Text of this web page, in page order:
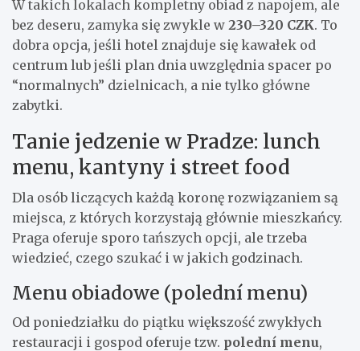
W takich lokalach kompletny obiad z napojem, ale
bez deseru, zamyka się zwykle w 230–320 CZK. To
dobra opcja, jeśli hotel znajduje się kawałek od
centrum lub jeśli plan dnia uwzględnia spacer po
“normalnych” dzielnicach, a nie tylko główne
zabytki.
Tanie jedzenie w Pradze: lunch
menu, kantyny i street food
Dla osób liczących każdą koronę rozwiązaniem są
miejsca, z których korzystają głównie mieszkańcy.
Praga oferuje sporo tańszych opcji, ale trzeba
wiedzieć, czego szukać i w jakich godzinach.
Menu obiadowe (polední menu)
Od poniedziałku do piątku większość zwykłych
restauracji i gospod oferuje tzw. polední menu,